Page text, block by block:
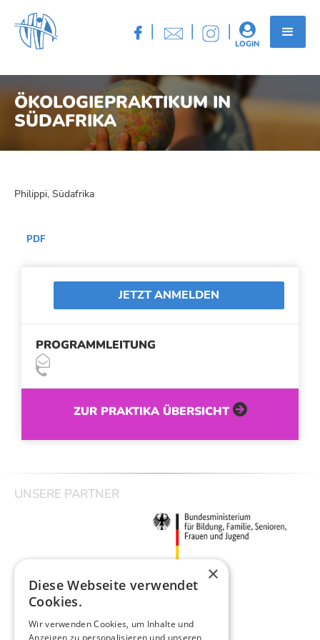
 | | | 
LOGIN
ÖKOLOGIEPRAKTIKUM IN
SÜDAFRIKA
Philippi, Südafrika
PDF
JETZT ANMELDEN
PROGRAMMLEITUNG


ZUR PRAKTIKA ÜBERSICHT
UNSERE PARTNER
×
Diese Webseite verwendet
Cookies.
Wir verwenden Cookies, um Inhalte und
Anzeigen zu personalisieren und unseren